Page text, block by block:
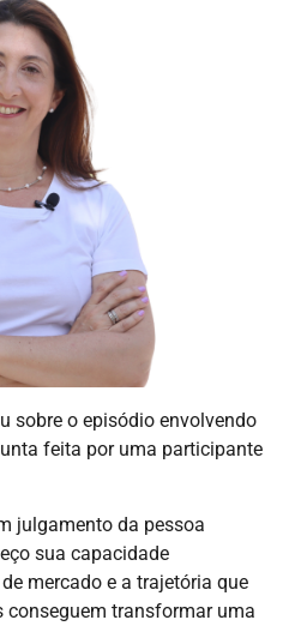
sobre o episódio envolvendo
feita por uma participante
julgamento da pessoa
sua capacidade
mercado e a trajetória que
conseguem transformar uma